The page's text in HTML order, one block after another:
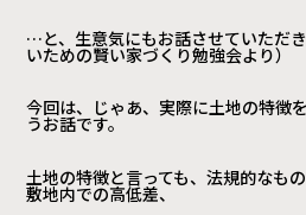
…と、生意気にもお話させていただ
いための賢い家づくり勉強会より）
今回は、じゃあ、実際に土地の特徴
うお話です。
土地の特徴と言っても、法規的なも
敷地内での高低差、